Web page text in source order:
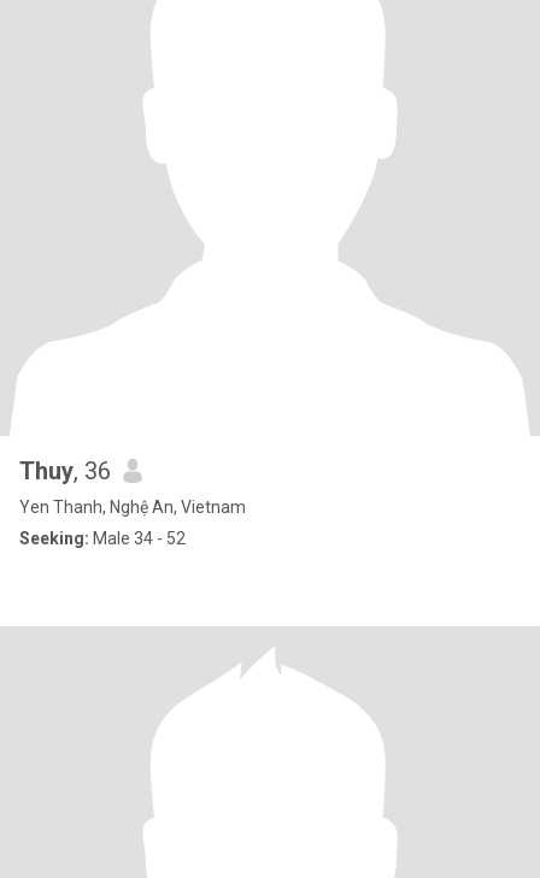
Thuy, 36
Yen Thanh, Nghệ An, Vietnam
Seeking: Male 34 - 52